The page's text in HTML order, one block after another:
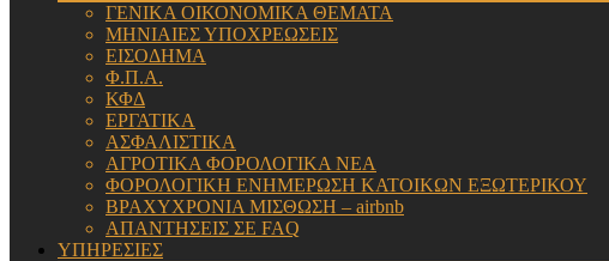
ΓΕΝΙΚΑ ΟΙΚΟΝΟΜΙΚΑ ΘΕΜΑΤΑ
ΜΗΝΙΑΙΕΣ ΥΠΟΧΡΕΩΣΕΙΣ
ΕΙΣΟΔΗΜΑ
Φ.Π.Α.
ΚΦΔ
ΕΡΓΑΤΙΚΑ
ΑΣΦΑΛΙΣΤΙΚΑ
ΑΓΡΟΤΙΚΑ ΦΟΡΟΛΟΓΙΚΑ ΝΕΑ
ΦΟΡΟΛΟΓΙΚΗ ΕΝΗΜΕΡΩΣΗ ΚΑΤΟΙΚΩΝ ΕΞΩΤΕΡΙΚΟΥ
ΒΡΑΧΥΧΡΟΝΙΑ ΜΙΣΘΩΣΗ – airbnb
ΑΠΑΝΤΗΣΕΙΣ ΣΕ FAQ
ΥΠΗΡΕΣΙΕΣ